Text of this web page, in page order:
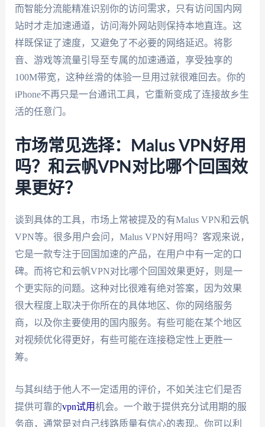
而智能分流能精准识别你的访问需求，只有访问国内网
站时才走加速通道，访问海外网站则保持本地直连。这
样既保证了速度，又避免了不必要的网络延迟。将影
音、游戏等流量引导至专属的加速通道，享受独享的
100M带宽，这种丝滑的体验一旦用过就很难回去。你的
iPhone不再只是一台通讯工具，它重新变成了连接故乡生
活的任意门。
市场常见选择：Malus VPN好用
吗？和云帆VPN对比哪个回国效
果更好？
谈到具体的工具，市场上常被提及的有Malus VPN和云帆
VPN等。很多用户会问，Malus VPN好用吗？客观来说，
它是一款专注于回国加速的产品，在用户中有一定的口
碑。而将它和云帆VPN对比哪个回国效果更好，则是一
个更实际的问题。这种对比很难有绝对答案，因为效果
很大程度上取决于你所在的具体地区、你的网络服务
商，以及你主要使用的国内服务。有些可能在某个地区
对视频优化得更好，有些可能在连接稳定性上更胜一
筹。
与其纠结于他人不一定适用的评价，不如关注它们是否
提供可靠的vpn试用机会。一个敢于提供充分试用期的服
务商，通常是对自己线路质量有信心的表现。你可以利